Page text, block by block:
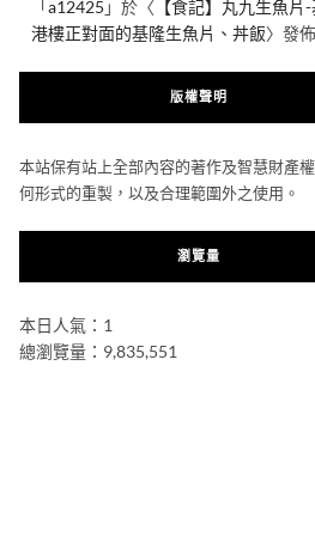
「a12425 」於〈 【食記】丸九生魚片
港樓正對面的基隆生魚片、丼飯〉發
版權聲明
本站保有站上全部內容的著作及智慧財產
何形式的重製，以及合理範圍外之使用。
瀏覽量
本日人氣：1
總瀏覽量：9,835,551